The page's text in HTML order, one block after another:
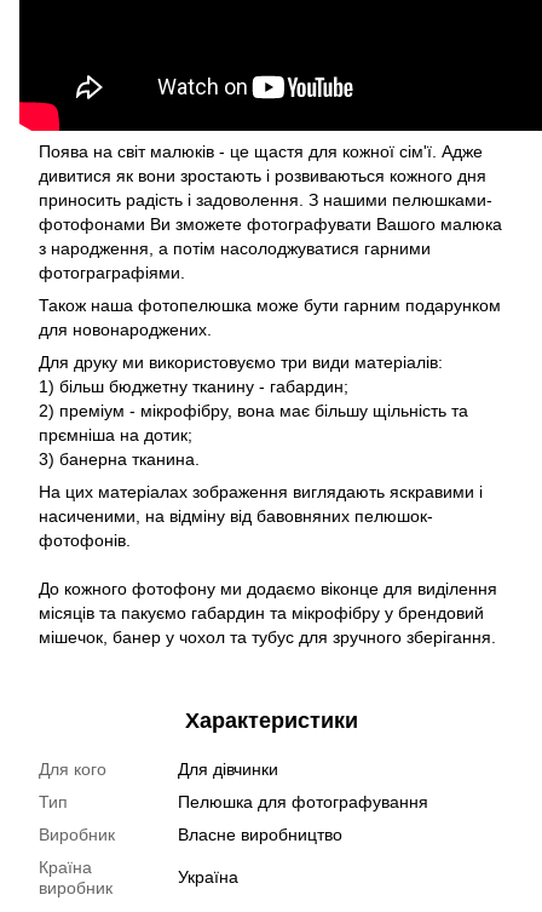
Поява на світ малюків - це щастя для кожної сім'ї. Адже
дивитися як вони зростають і розвиваються кожного дня
приносить радість і задоволення. З нашими пелюшками-
фотофонами Ви зможете фотографувати Вашого малюка
з народження, а потім насолоджуватися гарними
фотограграфіями.
Також наша фотопелюшка може бути гарним подарунком
для новонароджених.
Для друку ми використовуємо три види матеріалів:
1) більш бюджетну тканину - габардин;
2) преміум - мікрофібру, вона має більшу щільність та
прємніша на дотик;
3) банерна тканина.
На цих матеріалах зображення виглядають яскравими і
насиченими, на відміну від бавовняних пелюшок-
фотофонів.
До кожного фотофону ми додаємо віконце для виділення
місяців та пакуємо габардин та мікрофібру у брендовий
мішечок, банер у чохол та тубус для зручного зберігання.
Характеристики
Для кого
Для дівчинки
Тип
Пелюшка для фотографування
Виробник
Власне виробництво
Країна
виробник
Україна